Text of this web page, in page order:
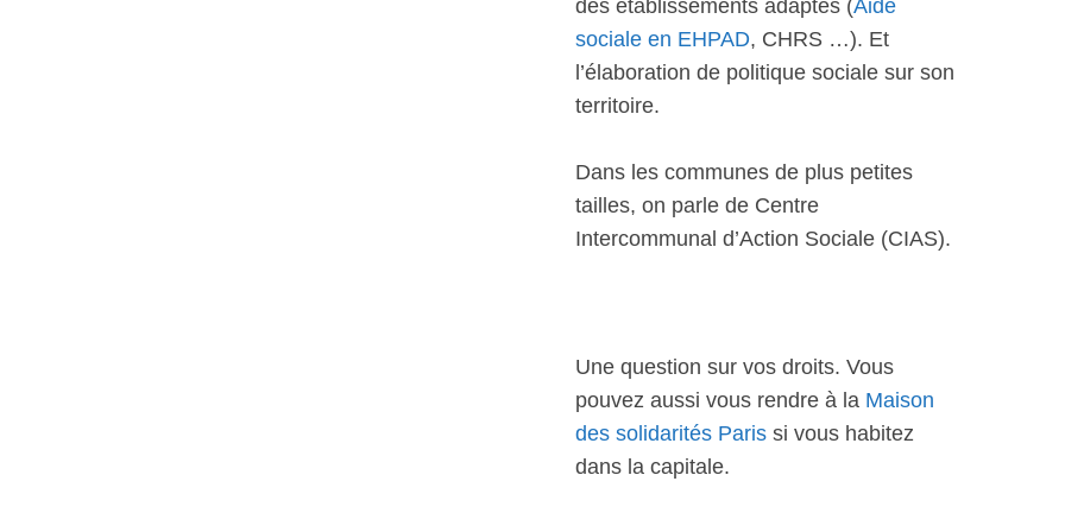
des établissements adaptés (Aide
sociale en EHPAD, CHRS …). Et
l’élaboration de politique sociale sur son
territoire.
Dans les communes de plus petites
tailles, on parle de Centre
Intercommunal d’Action Sociale (CIAS).
Une question sur vos droits. Vous
pouvez aussi vous rendre à la Maison
des solidarités Paris si vous habitez
dans la capitale.